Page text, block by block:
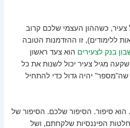
צעיר, כשההון העצמי שלכם קרוב
ללימודים), זו ההזדמנות הטובה
בנק לצעירים הוא צעד ראשון
מגיל צעיר יכול לשנות את כל
יהיה גדול כדי להתחיל
הוא סיפור. הסיפור שלכם. הסיפור של
הפיננסיות שלקחתם, ושל